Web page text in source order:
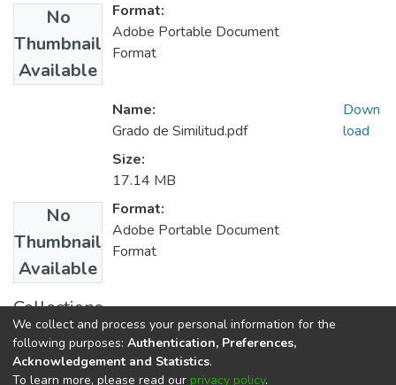
No
Thumbnail
Available
Format:
Adobe Portable Document
Format
No
Thumbnail
Available
Name:
Grado de Similitud.pdf
Size:
17.14 MB
Format:
Adobe Portable Document
Format
Down
load
Collections
E.P. Contabilidad
We collect and process your personal information for the
following purposes: Authentication, Preferences,
Acknowledgement and Statistics.
To learn more, please read our privacy policy.